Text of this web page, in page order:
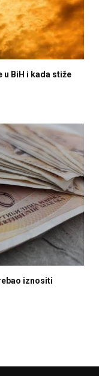
u BiH i kada stiže
iznositi